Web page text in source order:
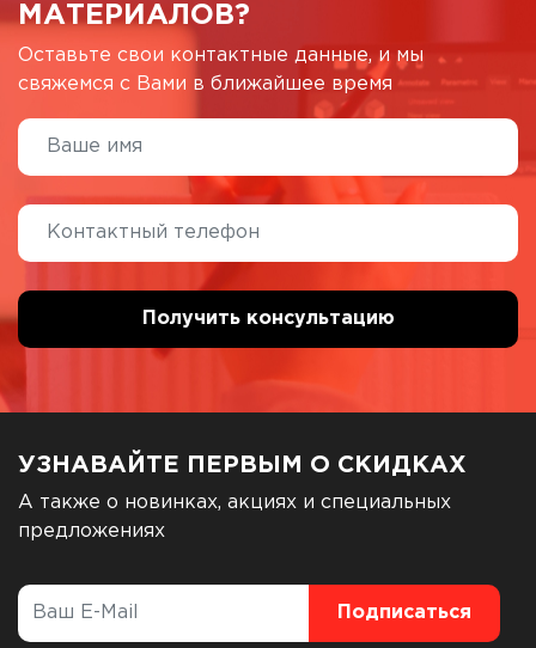
МАТЕРИАЛОВ?
Оставьте свои контактные данные, и мы
свяжемся с Вами в ближайшее время
УЗНАВАЙТЕ ПЕРВЫМ О СКИДКАХ
А также о новинках, акциях и специальных
предложениях